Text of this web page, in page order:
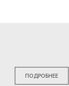
ПОДРОБНЕЕ